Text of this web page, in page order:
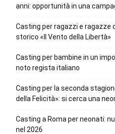
anni: opportunità in una
Casting per ragazzi e ragazze
storico «Il Vento della Libertà»
Casting per bambine in un
noto regista italiano
Casting per la seconda
della Felicità»: si cerca una
Casting a Roma per neonati:
nel 2026